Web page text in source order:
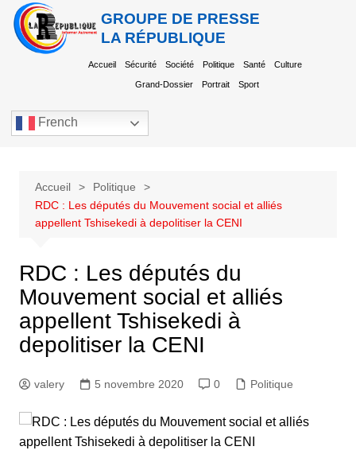
GROUPE DE PRESSE
LA RÉPUBLIQUE
Accueil Sécurité Société Politique Santé Culture
Grand-Dossier Portrait Sport
French
Accueil
Politique
RDC : Les députés du Mouvement social et alliés
appellent Tshisekedi à depolitiser la CENI
RDC : Les députés du
Mouvement social et alliés
appellent Tshisekedi à
depolitiser la CENI
valery 5 novembre 2020 0 Politique